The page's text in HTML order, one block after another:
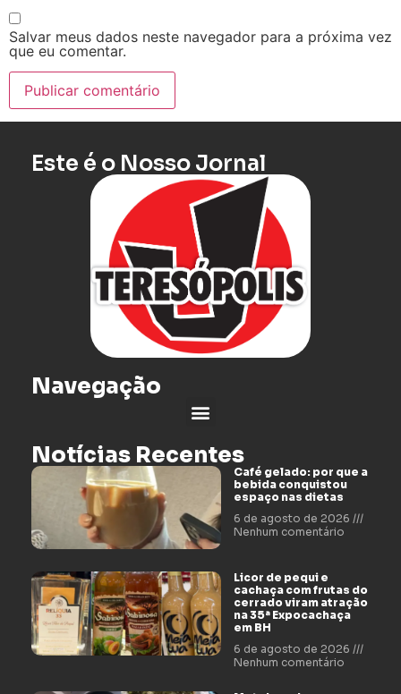
Salvar meus dados neste navegador para a próxima vez
que eu comentar.
Este é o Nosso Jornal
Navegação
Notícias Recentes
Café gelado: por que a
bebida conquistou
espaço nas dietas
6 de agosto de 2026
Nenhum comentário
Licor de pequi e
cachaça com frutas do
cerrado viram atração
na 35ª Expocachaça
em BH
6 de agosto de 2026
Nenhum comentário